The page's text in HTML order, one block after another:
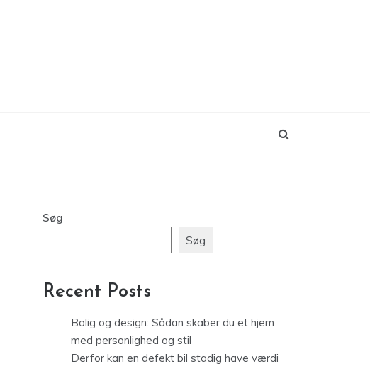
Søg
Søg
Recent Posts
Bolig og design: Sådan skaber du et hjem
med personlighed og stil
Derfor kan en defekt bil stadig have værdi